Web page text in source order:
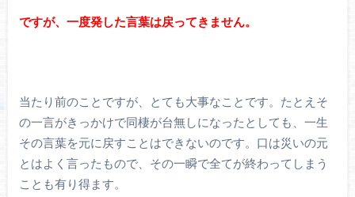
ですが、一度発した言葉は戻ってきません。
当たり前のことですが、とても大事なことです。たとえそ
の一言がきっかけで同棲が台無しになったとしても、一生
その言葉を元に戻すことはできないのです。口は災いの元
とはよく言ったもので、その一瞬で全てが終わってしまう
ことも有り得ます。